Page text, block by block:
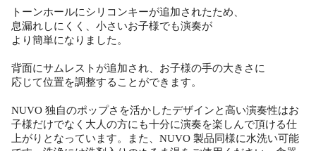
トーンホールにシリコンキーが追加されたため、
息漏れしにくく、小さいお子様でも演奏が
より簡単になりました。
背面にサムレストが追加され、お子様の手の大きさに
応じて位置を調整することができます。
NUVO 独自のポップさを活かしたデザインと高い演奏性はお
子様だけでなく大人の方にも十分に演奏を楽しんで頂ける仕
上がりとなっています。また、NUVO 製品同様に水洗い可能